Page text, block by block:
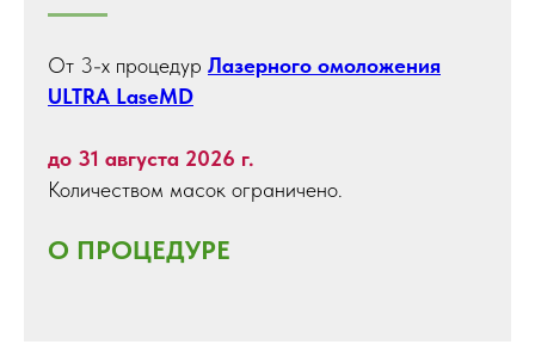
От 3-х процедур Лазерного омоложения
ULTRA LaseMD
до 31 августа 2026 г.
Количеством масок ограничено.
О ПРОЦЕДУРЕ